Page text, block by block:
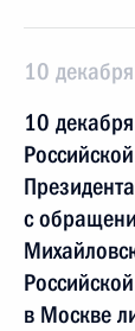
10
10
с
в Москве